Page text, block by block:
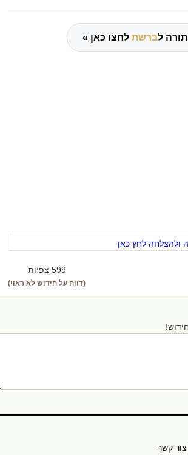
לברשת לחצו כאן »
ולהצלחה לחץ כאן
599 צפיות
(דווח על חידוש לא ראוי)
צור קשר